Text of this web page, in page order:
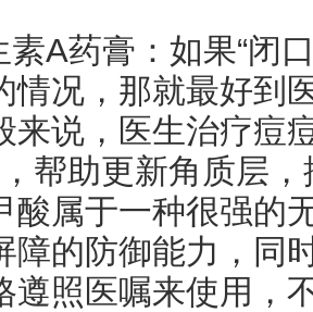
A药膏：如果“闭
情况，那就最好到
来说，医生治疗痘
帮助更新角质层
酸属于一种很强的
障的防御能力，同
遵照医嘱来使用，